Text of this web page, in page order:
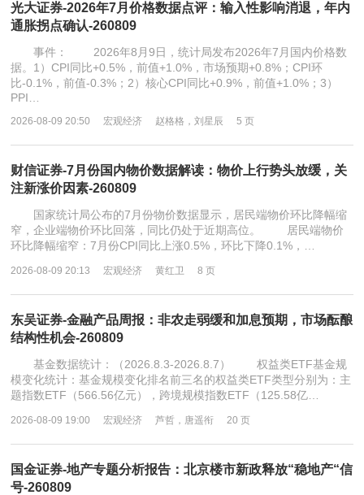
光大证券-2026年7月价格数据点评：输入性影响消退，年内
通胀拐点确认-260809
事件： 2026年8月9日，统计局发布2026年7月国内价格数
据。1）CPI同比+0.5%，前值+1.0%，市场预期+0.8%；CPI环
比-0.1%，前值-0.3%；2）核心CPI同比+0.9%，前值+1.0%；3）
PPI…
2026-08-09 20:50 宏观经济 赵格格，刘星辰 5 页
财信证券-7月份国内物价数据解读：物价上行势头放缓，关
注新涨价因素-260809
国家统计局公布的7月份物价数据显示，居民端物价环比降幅缩
窄，企业端物价环比回落，同比仍处于近期高位。 居民端物价
环比降幅缩窄：7月份CPI同比上涨0.5%，环比下降0.1%，…
2026-08-09 20:13 宏观经济 黄红卫 8 页
东吴证券-金融产品周报：非农走弱缓和加息预期，市场酝酿
结构性机会-260809
基金数据统计：（2026.8.3-2026.8.7） 权益类ETF基金规
模变化统计：基金规模变化排名前三名的权益类ETF类型分别为：主
题指数ETF（566.56亿元），跨境规模指数ETF（125.58亿…
2026-08-09 19:00 宏观经济 芦哲，唐遥衔 20 页
国金证券-地产专题分析报告：北京楼市新政释放“稳地产“信
号-260809